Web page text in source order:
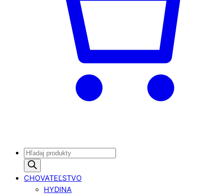
Products
search
CHOVATEĽSTVO
HYDINA